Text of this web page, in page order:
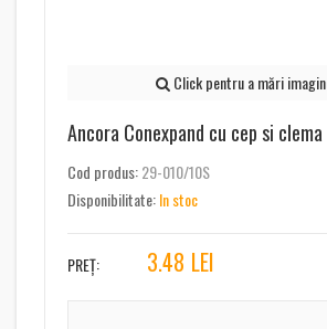
Click pentru a mări
Ancora Conexpand cu cep si
Cod produs:29-010/10S
Disponibilitate:In stoc
PREȚ: 3.48 LEI